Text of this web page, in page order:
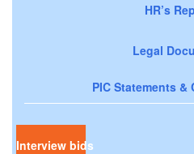
HR’s
Legal
PIC Statements &
Interview bids